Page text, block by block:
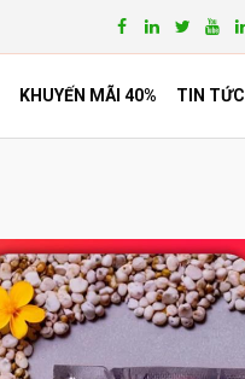
KHUYẾN MÃI 40% TIN TỨC